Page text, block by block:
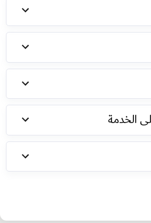
الخدمة